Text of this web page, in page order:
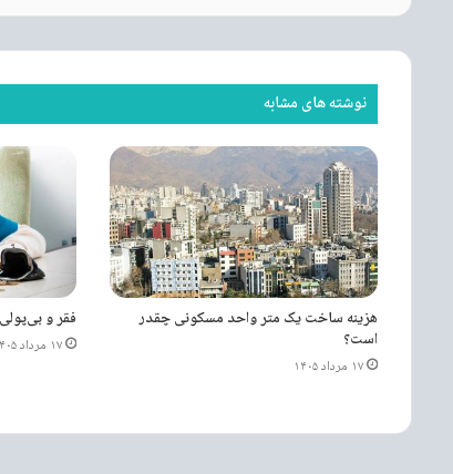
نوشته های مشابه
هزینه ساخت یک متر واحد مسکونی چقدر
است؟
۱۷ مرداد ۱۴۰۵
فقر و
۱۷ مرداد ۱۴۰۵